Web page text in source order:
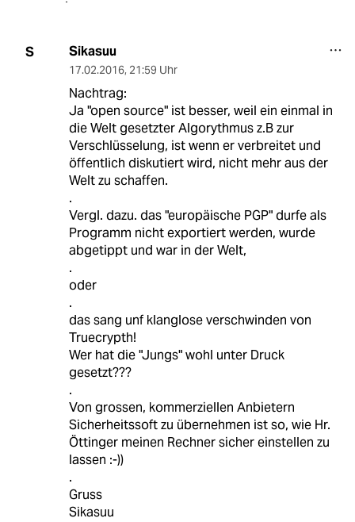
S Sikasuu
17.02.2016, 21:59 Uhr
Nachtrag:
Ja "open source" ist besser, weil ein einmal in
die Welt gesetzter Algorythmus z.B zur
Verschlüsselung, ist wenn er verbreitet und
öffentlich diskutiert wird, nicht mehr aus der
Welt zu schaffen.
.
Vergl. dazu. das "europäische PGP" durfe als
Programm nicht exportiert werden, wurde
abgetippt und war in der Welt,
.
oder
.
das sang unf klanglose verschwinden von
Truecrypth!
Wer hat die "Jungs" wohl unter Druck
gesetzt???
.
Von grossen, kommerziellen Anbietern
Sicherheitssoft zu übernehmen ist so, wie Hr.
Öttinger meinen Rechner sicher einstellen zu
lassen :-))
.
Gruss
Sikasuu